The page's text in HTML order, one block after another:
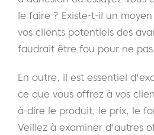
le faire ? Existe-t-il un
vos clients potentiels des
faudrait être fou pour ne pas
En outre, il est essentiel
ce que vous offrez à vos
à-dire le produit, le prix, le
Veillez à examiner d'autres